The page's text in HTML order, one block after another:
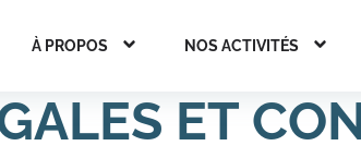
À PROPOS NOS ACTIVITÉS
ET